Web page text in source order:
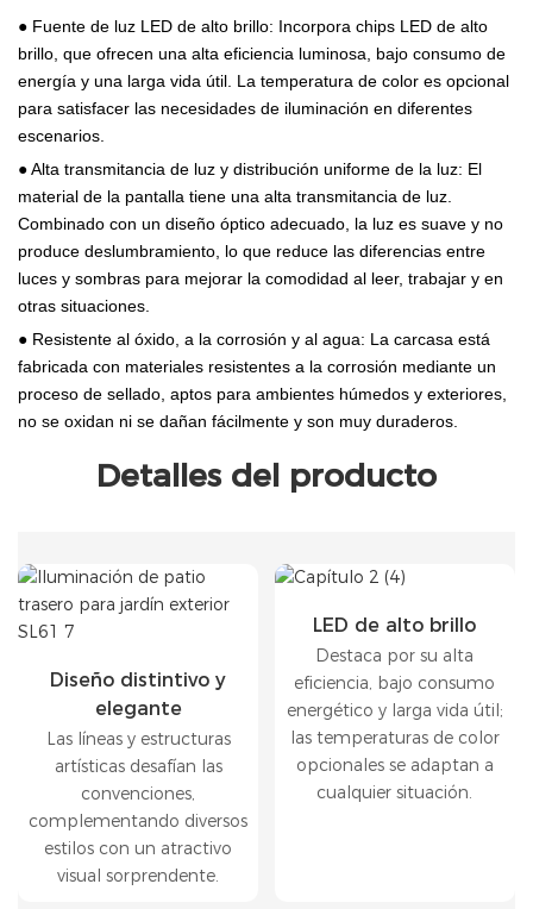
● Fuente de luz LED de alto brillo: Incorpora chips LED de alto
brillo, que ofrecen una alta eficiencia luminosa, bajo consumo de
energía y una larga vida útil. La temperatura de color es opcional
para satisfacer las necesidades de iluminación en diferentes
escenarios.
● Alta transmitancia de luz y distribución uniforme de la luz: El
material de la pantalla tiene una alta transmitancia de luz.
Combinado con un diseño óptico adecuado, la luz es suave y no
produce deslumbramiento, lo que reduce las diferencias entre
luces y sombras para mejorar la comodidad al leer, trabajar y en
otras situaciones.
● Resistente al óxido, a la corrosión y al agua: La carcasa está
fabricada con materiales resistentes a la corrosión mediante un
proceso de sellado, aptos para ambientes húmedos y exteriores,
no se oxidan ni se dañan fácilmente y son muy duraderos.
Detalles del producto
Diseño distintivo y
elegante
Las líneas y estructuras
artísticas desafían las
convenciones,
complementando diversos
estilos con un atractivo
visual sorprendente.
LED de alto brillo
Destaca por su alta
eficiencia, bajo consumo
energético y larga vida útil;
las temperaturas de color
opcionales se adaptan a
cualquier situación.